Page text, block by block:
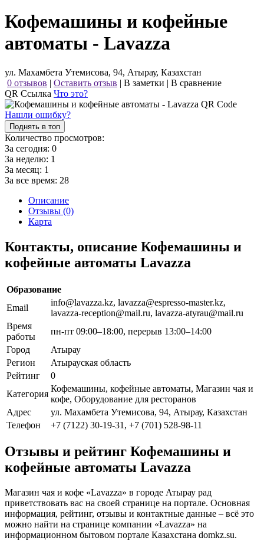
Кофемашины и кофейные
автоматы - Lavazza
ул. Махамбета Утемисова, 94, Атырау, Казахстан
0 отзывов | Оставить отзыв | В заметки | В сравнение
QR Ссылка Что это?
Нашли ошибку?
Поднять в топ
Количество просмотров:
За сегодня: 0
За неделю: 1
За месяц: 1
За все время: 28
Описание
Отзывы (0)
Карта
Контакты, описание Кофемашины и
кофейные автоматы Lavazza
Образование
Email
info@lavazza.kz, lavazza@espresso-master.kz,
lavazza-reception@mail.ru, lavazza-atyrau@mail.ru
Время
работы
пн-пт 09:00–18:00, перерыв 13:00–14:00
Город
Атырау
Регион
Атырауская область
Рейтинг
0
Категория
Кофемашины, кофейные автоматы, Магазин чая и
кофе, Оборудование для ресторанов
Адрес
ул. Махамбета Утемисова, 94, Атырау, Казахстан
Телефон
+7 (7122) 30-19-31, +7 (701) 528-98-11
Отзывы и рейтинг Кофемашины и
кофейные автоматы Lavazza
Магазин чая и кофе «Lavazza» в городе Атырау рад
приветствовать вас на своей странице на портале. Основная
информация, рейтинг, отзывы и контактные данные – всё это
можно найти на странице компании «Lavazza» на
информационном бытовом портале Казахстана domkz.su.